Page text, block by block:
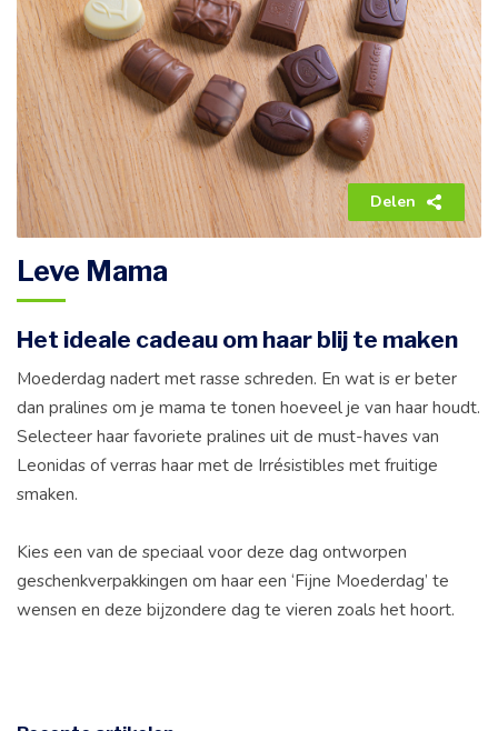
Delen
Leve Mama
Het ideale cadeau om haar blij te maken
Moederdag nadert met rasse schreden. En wat is er beter
dan pralines om je mama te tonen hoeveel je van haar houdt.
Selecteer haar favoriete pralines uit de must-haves van
Leonidas of verras haar met de Irrésistibles met fruitige
smaken.
Kies een van de speciaal voor deze dag ontworpen
geschenkverpakkingen om haar een ‘Fijne Moederdag’ te
wensen en deze bijzondere dag te vieren zoals het hoort.